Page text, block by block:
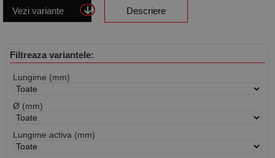
Vezi variante Descriere
Filtreaza variantele:
Lungime (mm)
Ø (mm)
Lungime activa (mm)